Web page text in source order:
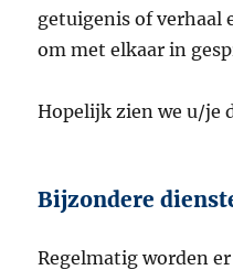
getuigenis of verhaal
om met elkaar in
Hopelijk zien we u/je
Bijzondere
Regelmatig worden